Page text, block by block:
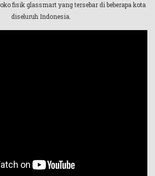
fisik glassmart yang tersebar di beberapa kota
diseluruh Indonesia.